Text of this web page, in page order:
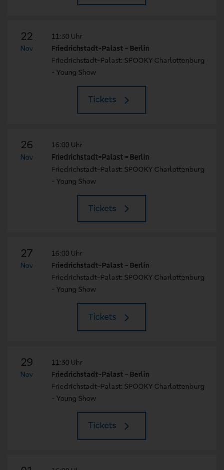
22
Nov
11:30 Uhr
Friedrichstadt-Palast - Berlin
Friedrichstadt-Palast: SPOOKY Charlottenburg
- Young Show
Tickets
26
Nov
16:00 Uhr
Friedrichstadt-Palast - Berlin
Friedrichstadt-Palast: SPOOKY Charlottenburg
- Young Show
Tickets
27
Nov
16:00 Uhr
Friedrichstadt-Palast - Berlin
Friedrichstadt-Palast: SPOOKY Charlottenburg
- Young Show
Tickets
29
Nov
11:30 Uhr
Friedrichstadt-Palast - Berlin
Friedrichstadt-Palast: SPOOKY Charlottenburg
- Young Show
Tickets